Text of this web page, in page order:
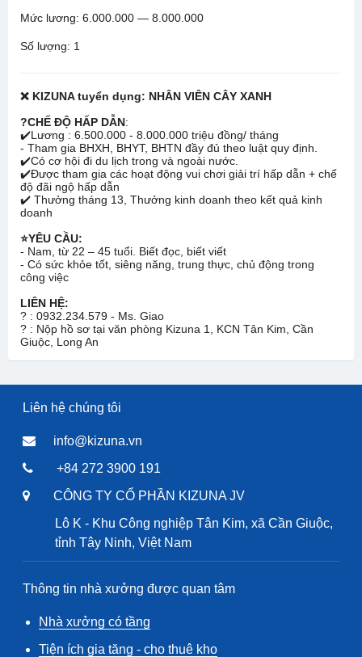
Mức lương: 6.000.000 — 8.000.000
Số lượng: 1
❌ KIZUNA tuyển dụng: NHÂN VIÊN CÂY XANH
?CHẾ ĐỘ HẤP DẪN:
✔️Lương : 6.500.000 - 8.000.000 triệu đồng/ tháng
- Tham gia BHXH, BHYT, BHTN đầy đủ theo luật quy định.
✔️Có cơ hội đi du lịch trong và ngoài nước.
✔️Được tham gia các hoạt động vui chơi giải trí hấp dẫn + chế
độ đãi ngộ hấp dẫn
✔️ Thưởng tháng 13, Thưởng kinh doanh theo kết quả kinh
doanh
⭐YÊU CẦU:
- Nam, từ 22 – 45 tuổi. Biết đọc, biết viết
- Có sức khỏe tốt, siêng năng, trung thực, chủ động trong
công việc
LIÊN HỆ:
? : 0932.234.579 - Ms. Giao
? : Nộp hồ sơ tại văn phòng Kizuna 1, KCN Tân Kim, Cần
Giuộc, Long An
Liên hệ chúng tôi
info@kizuna.vn
+84 272 3900 191
CÔNG TY CỔ PHẦN KIZUNA JV
Lô K - Khu Công nghiệp Tân Kim, xã Cần Giuộc,
tỉnh Tây Ninh, Việt Nam
Thông tin nhà xưởng được quan tâm
Nhà xưởng có tầng
Tiện ích gia tăng - cho thuê kho